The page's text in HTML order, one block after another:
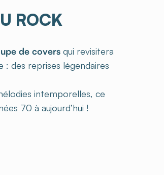
ROCK
de covers qui revisitera
: des reprises légendaires
intemporelles, ce
70 à aujourd’hui !